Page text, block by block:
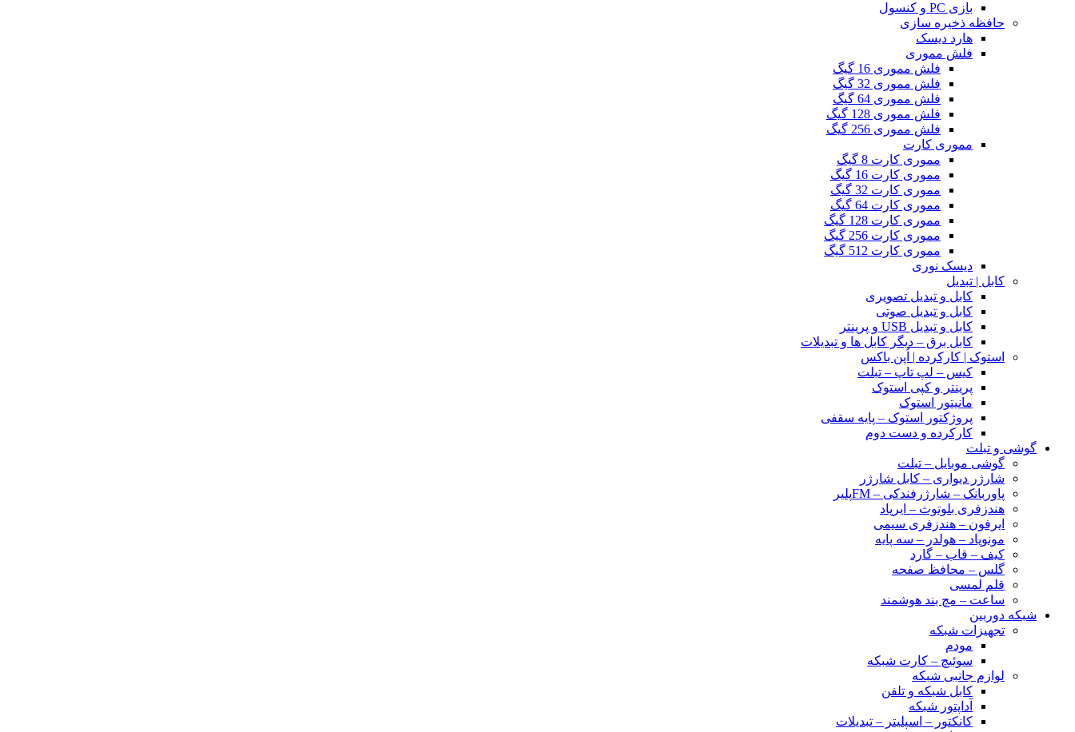
بازی PC و کنسول
حافظه ذخیره سازی
هارد دیسک
فلش مموری
فلش مموری 16 گیگ
فلش مموری 32 گیگ
فلش مموری 64 گیگ
فلش مموری 128 گیگ
فلش مموری 256 گیگ
مموری کارت
مموری کارت 8 گیگ
مموری کارت 16 گیگ
مموری کارت 32 گیگ
مموری کارت 64 گیگ
مموری کارت 128 گیگ
مموری کارت 256 گیگ
مموری کارت 512 گیگ
دیسک نوری
کابل | تبدیل
کابل و تبدیل تصویری
کابل و تبدیل صوتی
کابل و تبدیل USB و پرینتر
کابل برق – دیگر کابل ها و تبدیلات
استوک | کارکرده | اُپن باکس
کیس – لپ تاپ – تبلت
پرینتر و کپی استوک
مانیتور استوک
پروژکتور استوک – پایه سقفی
کارکرده و دست دوم
گوشی و تبلت
گوشی موبایل – تبلت
شارژر دیواری – کابل شارژر
پاوربانک – شارژرفندکی – FMپلیر
هندزفری بلوتوث – ایرپاد
ایرفون – هندزفری سیمی
مونوپاد – هولدر – سه پایه
کیف – قاب – گارد
گلس – محافظ صفحه
قلم لمسی
ساعت – مچ بند هوشمند
شبکه دوربین
تجهیزات شبکه
مودم
سوئیچ – کارت شبکه
لوازم جانبی شبکه
کابل شبکه و تلفن
آداپتور شبکه
کانکتور – اسپلیتر – تبدیلات